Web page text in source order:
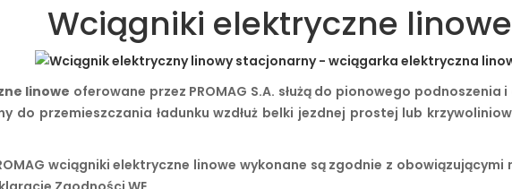
Wciągniki elektryczne linowe
linowe oferowane przez PROMAG S.A. służą do pionowego podnoszenia
do przemieszczania ładunku wzdłuż belki jezdnej prostej lub
wciągniki elektryczne linowe wykonane są zgodnie z